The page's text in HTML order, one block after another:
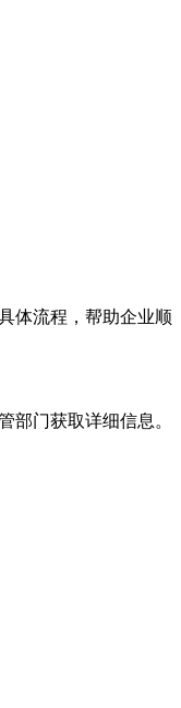
体流程，帮助企业顺
部门获取详细信息。